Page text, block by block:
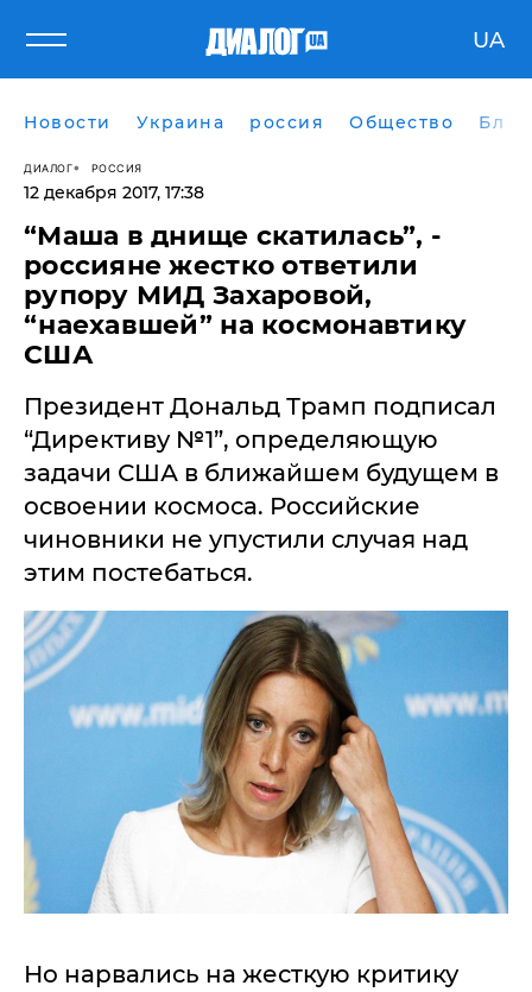
UA
Новости Украина россия Общество
ДИАЛОГ РОССИЯ
12 декабря 2017, 17:38
​“Маша в днище скатилась”, -
россияне жестко ответили
рупору МИД Захаровой,
“наехавшей” на космонавтику
США
Президент Дональд Трамп подписал
“Директиву №1”, определяющую
задачи США в ближайшем будущем в
освоении космоса. Российские
чиновники не упустили случая над
этим постебаться.
Но нарвались на жесткую критику